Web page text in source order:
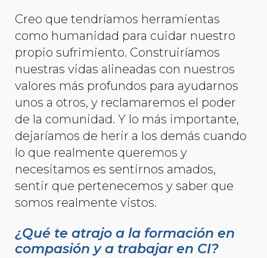
Creo que tendríamos herramientas
como humanidad para cuidar nuestro
propio sufrimiento. Construiríamos
nuestras vidas alineadas con nuestros
valores más profundos para ayudarnos
unos a otros, y reclamaremos el poder
de la comunidad. Y lo más importante,
dejaríamos de herir a los demás cuando
lo que realmente queremos y
necesitamos es sentirnos amados,
sentir que pertenecemos y saber que
somos realmente vistos.
¿Qué te atrajo a la formación en
compasión y a trabajar en CI?